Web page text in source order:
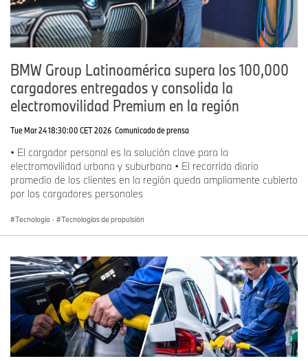
BMW Group Latinoamérica supera los 100,000
cargadores entregados y consolida la
electromovilidad Premium en la región
Tue Mar 24 18:30:00 CET 2026 Comunicado de prensa
• El cargador personal es la solución clave para la
electromovilidad urbana y suburbana • El recorrido diario
promedio de los clientes en la región queda ampliamente cubierto
por los cargadores personales
Tecnología · Tecnologías de propulsión